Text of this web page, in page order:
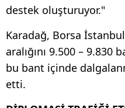
destek oluşturuyor."
Karadağ, Borsa
aralığını 9.500 – 9.830
bu bant içinde
etti.